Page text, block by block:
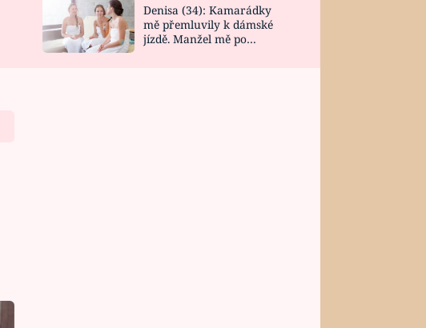
DESIGN
Denisa (34): Kamarádky
mě přemluvily k dámské
jízdě. Manžel mě po